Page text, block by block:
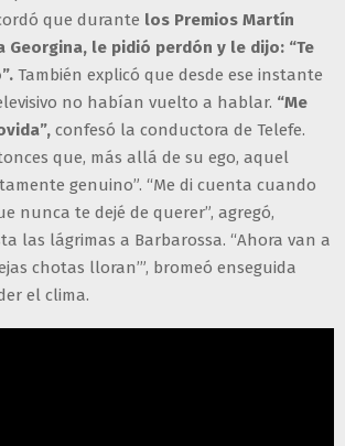
que durante los Premios Martín
Georgina, le pidió perdón y le dijo: “Te
También explicó que desde ese instante
no habían vuelto a hablar. “Me
confesó la conductora de Telefe.
que, más allá de su ego, aquel
genuino”. “Me di cuenta cuando
nunca te dejé de querer”, agregó,
las lágrimas a Barbarossa. “Ahora van a
chotas lloran’”, bromeó enseguida
el clima.